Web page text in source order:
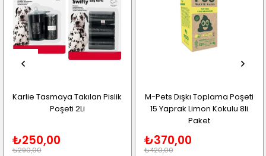
Karlie Tasmaya Takılan Pislik
Poşeti 2Li
₺250,00
₺290,00
M-Pets Dışkı Toplama Poşeti
15 Yaprak Limon Kokulu 8li
Paket
₺370,00
₺420,00